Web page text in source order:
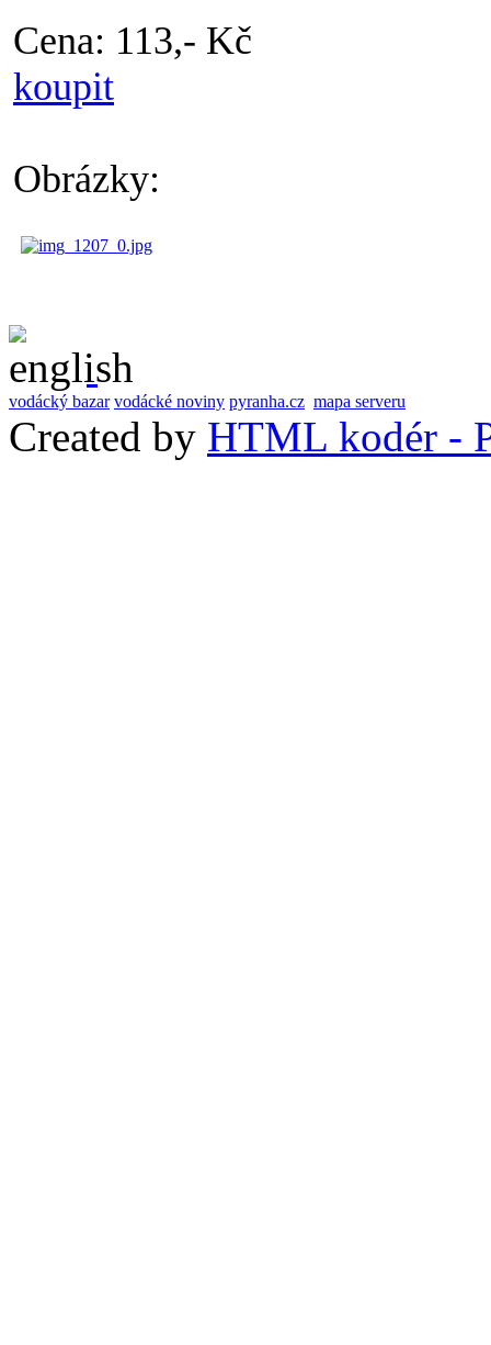
Cena: 113,- Kč
koupit
Obrázky:
vodácký bazar vodácké noviny pyranha.cz mapa serveru
Created by HTML kodér -